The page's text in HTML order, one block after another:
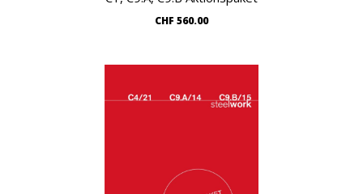
Warenkorb
CHF 560.00